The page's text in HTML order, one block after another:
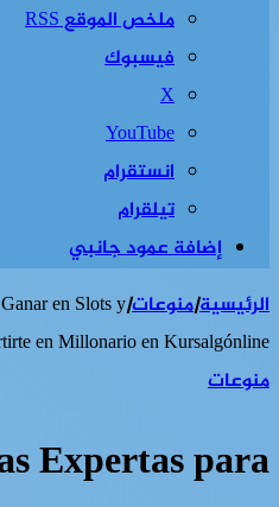
ملخص الموقع RSS
فيسبوك
‫X
‫YouTube
انستقرام
تيلقرام
إضافة عمود جانبي
الرئيسية|منوعات|
en Slots y
en Millonario en Kursalgónline
منوعات
Expertas para